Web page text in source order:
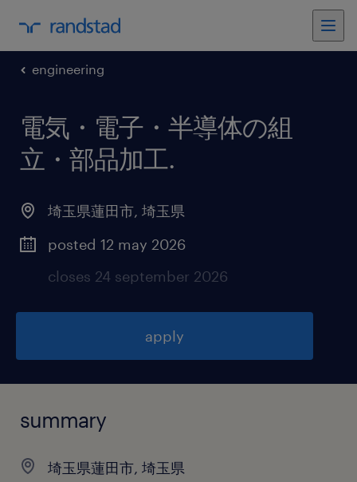
engineering
電気・電子・半導体の組
立・部品加工.
埼玉県蓮田市, 埼玉県
posted 12 may 2026
closes 24 september 2026
apply
summary
埼玉県蓮田市, 埼玉県